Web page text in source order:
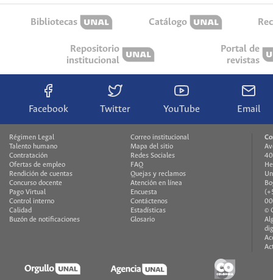
Bibliotecas Catálogo
Repositorio
institucional
Portal de
revistas
Facebook Twitter YouTube Email
Régimen Legal
Talento humano
Contratación
Ofertas de empleo
Rendición de cuentas
Concurso docente
Pago Virtual
Control interno
Calidad
Buzón de notificaciones
Correo institucional
Mapa del sitio
Redes Sociales
FAQ
Quejas y reclamos
Atención en línea
Encuesta
Contáctenos
Estadísticas
Glosario
©